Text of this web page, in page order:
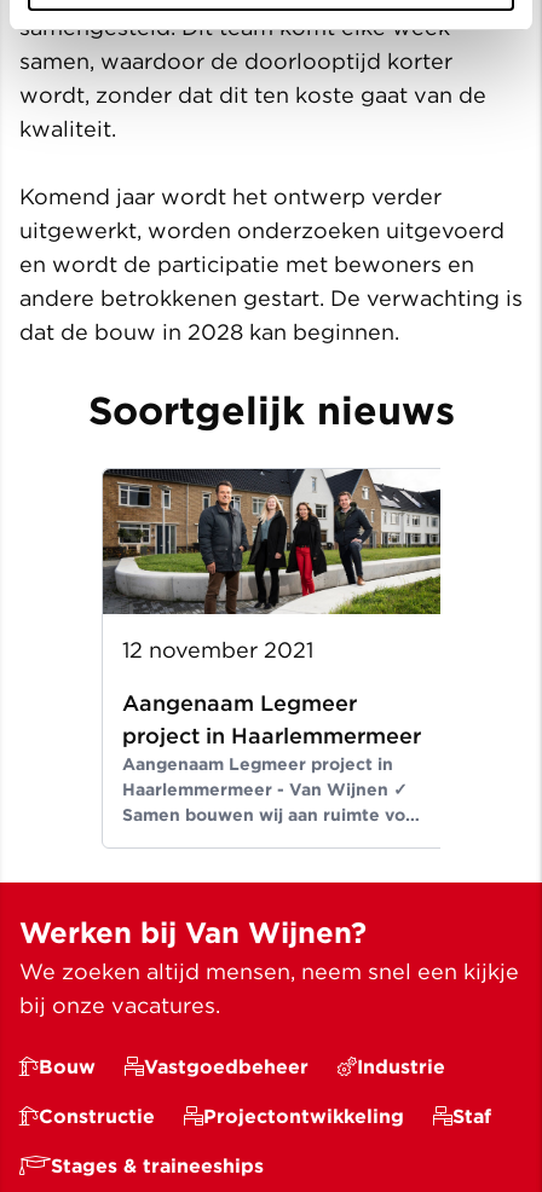
samengesteld. Dit team komt elke week
samen, waardoor de doorlooptijd korter
wordt, zonder dat dit ten koste gaat van de
kwaliteit.
Komend jaar wordt het ontwerp verder
uitgewerkt, worden onderzoeken uitgevoerd
en wordt de participatie met bewoners en
andere betrokkenen gestart. De verwachting is
dat de bouw in 2028 kan beginnen.
Soortgelijk nieuws
12 november 2021
Aangenaam Legmeer
project in Haarlemmermeer
Aangenaam Legmeer project in
Haarlemmermeer - Van Wijnen ✓
Samen bouwen wij aan ruimte voor
Werken bij Van Wijnen?
We zoeken altijd mensen, neem snel een kijkje
bij onze vacatures.
Bouw Vastgoedbeheer Industrie
Constructie Projectontwikkeling Staf
Stages & traineeships